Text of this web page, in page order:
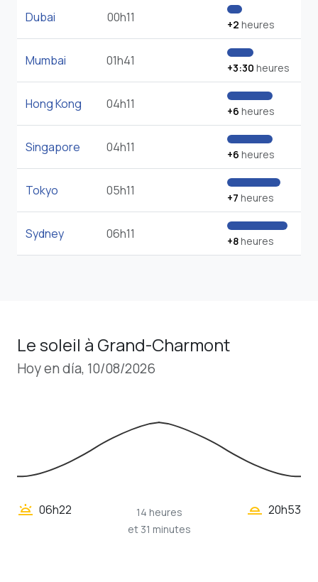
Dubai 00h11 +2 heures
Mumbai 01h41 +3:30 heures
Hong Kong 04h11 +6 heures
Singapore 04h11 +6 heures
Tokyo 05h11 +7 heures
Sydney 06h11 +8heures
Le soleil à Grand-Charmont
Hoy en día, 10/08/2026
wb_twilight 06h22
14 heures
et 31 minutes
wb_twilight_2 20h53